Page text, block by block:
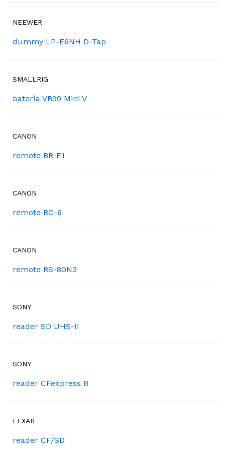
NEEWER
dummy LP-E6NH D-Tap
SMALLRIG
batería VB99 Mini V
CANON
remote BR-E1
CANON
remote RC-6
CANON
remote RS-80N3
SONY
reader SD UHS-II
SONY
reader CFexpress B
LEXAR
reader CF/SD